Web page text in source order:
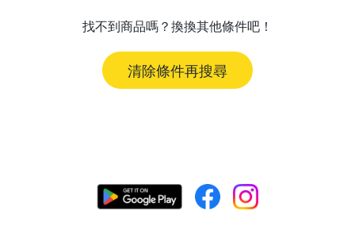
找不到商品嗎？換換其他條件吧！
清除條件再搜尋